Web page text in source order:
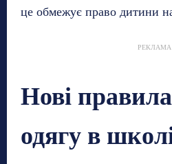
це обмежує право дитини
РЕКЛАМА
Нові
одягу в